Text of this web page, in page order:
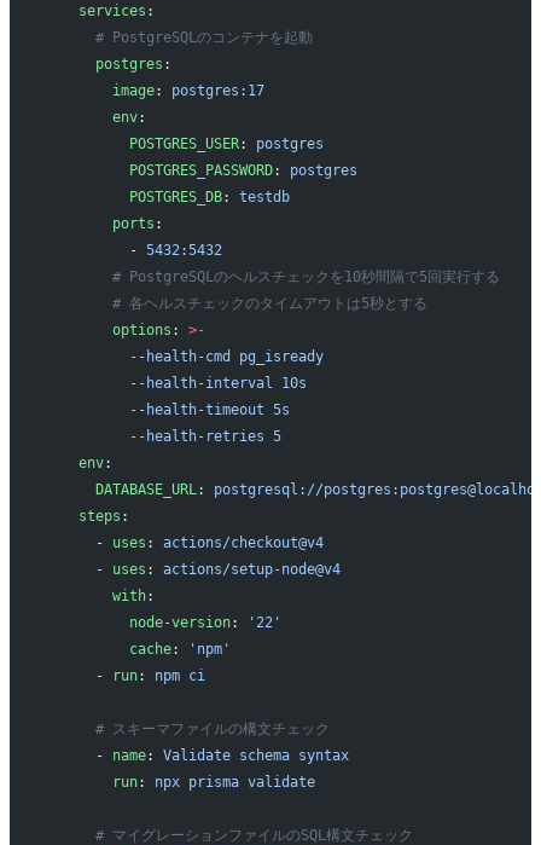
    services
:
      # PostgreSQLのコンテナを起動
      postgres
:
        image
: postgres:17
        env
:
          POSTGRES_USER
: postgres
          POSTGRES_PASSWORD
: postgres
          POSTGRES_DB
: testdb
        ports
:
          -
5432:5432
        # PostgreSQLのヘルスチェックを10秒間隔で5回実行する
        # 各ヘルスチェックのタイムアウトは5秒とする
        options
: >-
          --health-cmd pg_isready
          --health-interval 10s
          --health-timeout 5s
          --health-retries 5
    env
:
      DATABASE_URL
: postgresql://
    steps
:
      -
uses : actions/checkout@v4
      -
uses : actions/setup-node@v4
        with
:
          node-version
:
'22'
          cache
:
'npm'
      -
run: npm ci
      # スキーマファイルの構文チェック
      -
name: Validate schema syntax
        run
: npx prisma validate
      # マイグレーションファイルのSQL構文チェック